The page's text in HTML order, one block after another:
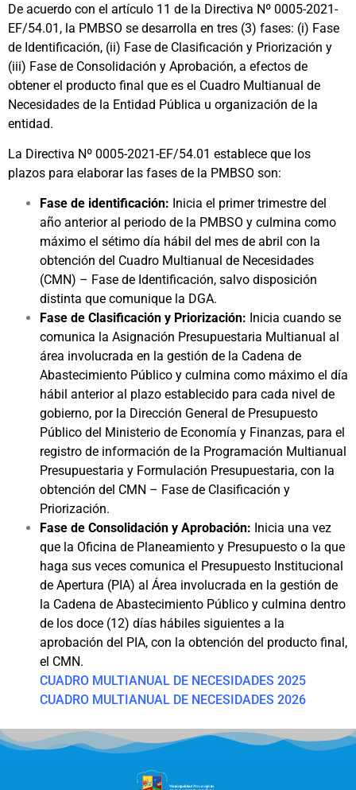
De acuerdo con el artículo 11 de la Directiva Nº 0005-2021-
EF/54.01, la PMBSO se desarrolla en tres (3) fases: (i) Fase
de Identificación, (ii) Fase de Clasificación y Priorización y
(iii) Fase de Consolidación y Aprobación, a efectos de
obtener el producto final que es el Cuadro Multianual de
Necesidades de la Entidad Pública u organización de la
entidad.
La Directiva Nº 0005-2021-EF/54.01 establece que los
plazos para elaborar las fases de la PMBSO son:
Fase de identificación: Inicia el primer trimestre del
año anterior al periodo de la PMBSO y culmina como
máximo el sétimo día hábil del mes de abril con la
obtención del Cuadro Multianual de Necesidades
(CMN) – Fase de Identificación, salvo disposición
distinta que comunique la DGA.
Fase de Clasificación y Priorización: Inicia cuando se
comunica la Asignación Presupuestaria Multianual al
área involucrada en la gestión de la Cadena de
Abastecimiento Público y culmina como máximo el día
hábil anterior al plazo establecido para cada nivel de
gobierno, por la Dirección General de Presupuesto
Público del Ministerio de Economía y Finanzas, para el
registro de información de la Programación Multianual
Presupuestaria y Formulación Presupuestaria, con la
obtención del CMN – Fase de Clasificación y
Priorización.
Fase de Consolidación y Aprobación: Inicia una vez
que la Oficina de Planeamiento y Presupuesto o la que
haga sus veces comunica el Presupuesto Institucional
de Apertura (PIA) al Área involucrada en la gestión de
la Cadena de Abastecimiento Público y culmina dentro
de los doce (12) días hábiles siguientes a la
aprobación del PIA, con la obtención del producto final,
el CMN.
CUADRO MULTIANUAL DE NECESIDADES 2025
CUADRO MULTIANUAL DE NECESIDADES 2026